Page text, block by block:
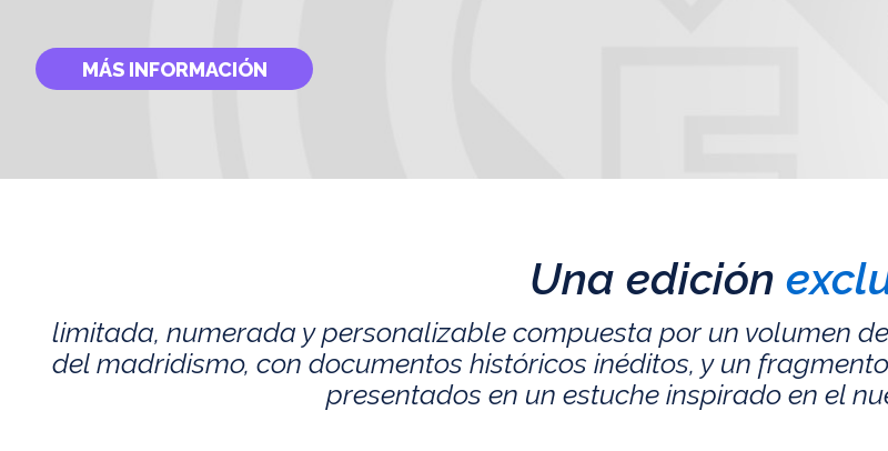
MÁS INFORMACIÓN
Una edición
limitada, numerada y personalizable compuesta por un volumen
del madridismo, con documentos históricos inéditos, y un
presentados en un estuche inspirado en el